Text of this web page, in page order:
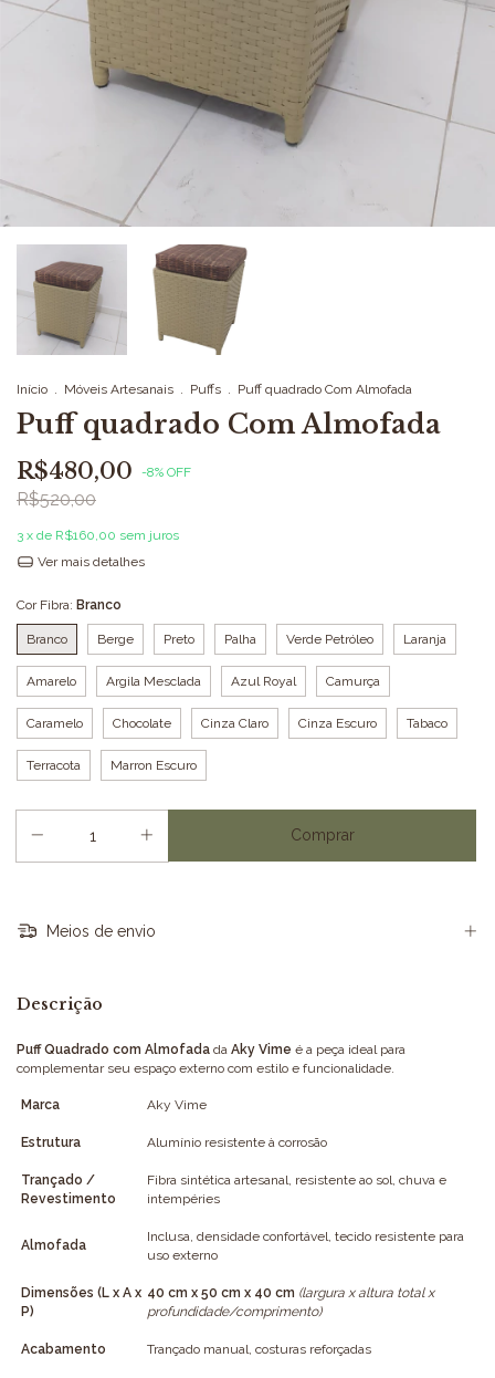
Início . Móveis Artesanais . Puffs . Puff quadrado Com Almofada
Puff quadrado Com Almofada
R$480,00 -8% OFF
R$520,00
3 x de R$160,00 sem juros
Ver mais detalhes
Cor Fibra: Branco
Branco Berge Preto Palha Verde Petróleo Laranja
Amarelo Argila Mesclada Azul Royal Camurça
Caramelo Chocolate Cinza Claro Cinza Escuro Tabaco
Terracota Marron Escuro
Meios de envio
Descrição
Puff Quadrado com Almofada da Aky Vime é a peça ideal para
complementar seu espaço externo com estilo e funcionalidade.
Marca Aky Vime
Estrutura Alumínio resistente à corrosão
Trançado /
Revestimento
Fibra sintética artesanal, resistente ao sol, chuva e
intempéries
Almofada
Inclusa, densidade confortável, tecido resistente para
uso externo
Dimensões (L x A x
P)
40 cm x 50 cm x 40 cm (largura x altura total x
profundidade/comprimento)
Acabamento Trançado manual, costuras reforçadas